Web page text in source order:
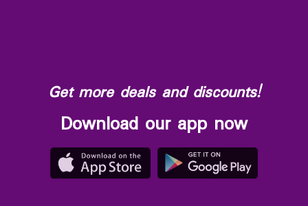
Get more deals and discounts!
Download our app now